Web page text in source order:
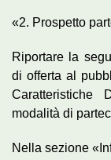
«2. Prospetto
Riportare la
di offerta al
modalità di
Nella sezione